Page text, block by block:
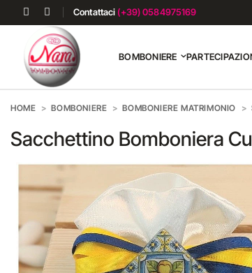
Contattaci (+39) 0584975169
BOMBONIERE
HOME BOMBONIERE BOMBONIERE MATRIMONIO
Sacchettino Bomboniera